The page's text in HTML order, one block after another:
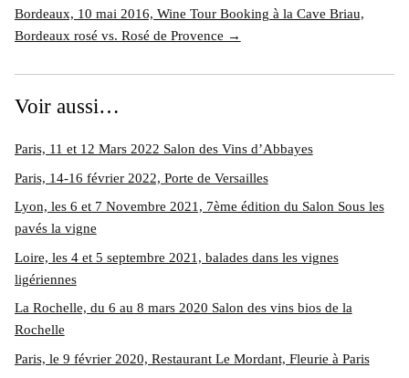
Bordeaux, 10 mai 2016, Wine Tour Booking à la Cave Briau,
Bordeaux rosé vs. Rosé de Provence →
Voir aussi…
Paris, 11 et 12 Mars 2022 Salon des Vins d’Abbayes
Paris, 14-16 février 2022, Porte de Versailles
Lyon, les 6 et 7 Novembre 2021, 7ème édition du Salon Sous les
pavés la vigne
Loire, les 4 et 5 septembre 2021, balades dans les vignes
ligériennes
La Rochelle, du 6 au 8 mars 2020 Salon des vins bios de la
Rochelle
Paris, le 9 février 2020, Restaurant Le Mordant, Fleurie à Paris